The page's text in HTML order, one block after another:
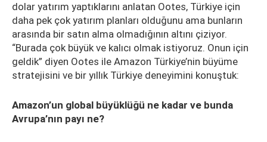
dolar yatırım yaptıklarını anlatan Ootes, Türkiye için
daha pek çok yatırım planları olduğunu ama bunların
arasında bir satın alma olmadığının altını çiziyor.
“Burada çok büyük ve kalıcı olmak istiyoruz. Onun için
geldik” diyen Ootes ile Amazon Türkiye’nin büyüme
stratejisini ve bir yıllık Türkiye deneyimini konuştuk:
Amazon’un global büyüklüğü ne kadar ve bunda
Avrupa’nın payı ne?